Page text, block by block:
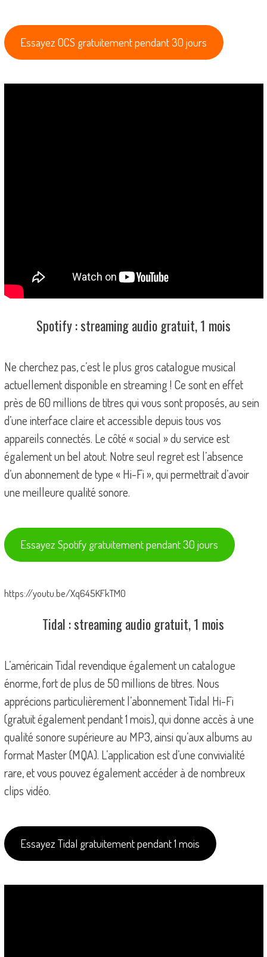
Essayez OCS gratuitement pendant 30 jours
Spotify : streaming audio gratuit, 1 mois
Ne cherchez pas, c’est le plus gros catalogue musical
actuellement disponible en streaming ! Ce sont en effet
près de 60 millions de titres qui vous sont proposés, au sein
d’une interface claire et accessible depuis tous vos
appareils connectés. Le côté « social » du service est
également un bel atout. Notre seul regret est l’absence
d’un abonnement de type « Hi-Fi », qui permettrait d’avoir
une meilleure qualité sonore.
Essayez Spotify gratuitement pendant 30 jours
https://youtu.be/Xq645KFkTM0
Tidal : streaming audio gratuit, 1 mois
L’américain Tidal revendique également un catalogue
énorme, fort de plus de 50 millions de titres. Nous
apprécions particulièrement l’abonnement Tidal Hi-Fi
(gratuit également pendant 1 mois), qui donne accès à une
qualité sonore supérieure au MP3, ainsi qu’aux albums au
format Master (MQA). L’application est d’une convivialité
rare, et vous pouvez également accéder à de nombreux
clips vidéo.
Essayez Tidal gratuitement pendant 1 mois